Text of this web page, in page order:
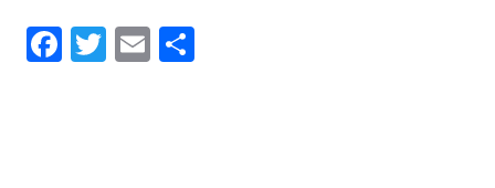
Facebook
TwitterEmail